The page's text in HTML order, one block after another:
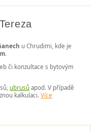
u Chrudimi, kde je
.
či konzultace s bytovým
ubrusů apod. V případě
kalkulaci. Více